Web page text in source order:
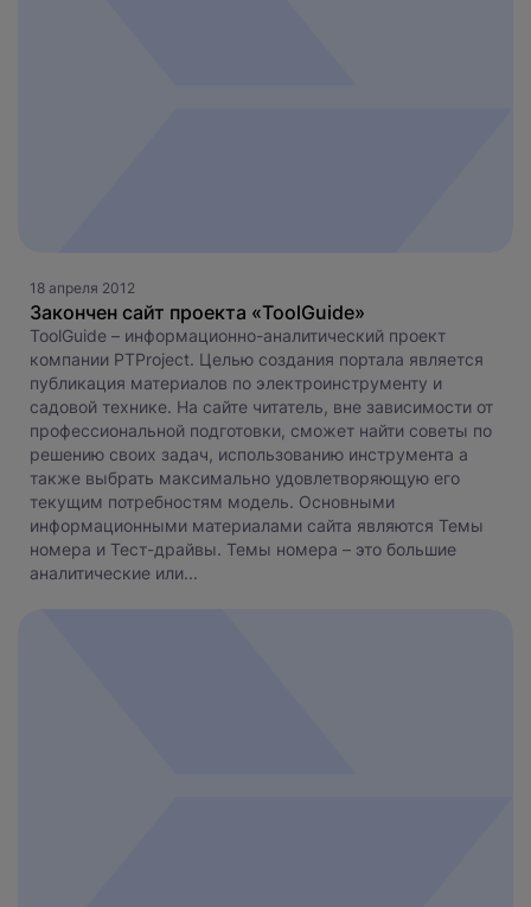
18 апреля 2012
Закончен сайт проекта «ToolGuide»
ToolGuide – информационно-аналитический проект
компании PTProject. Целью создания портала является
публикация материалов по электроинструменту и
садовой технике. На сайте читатель, вне зависимости от
профессиональной подготовки, сможет найти советы по
решению своих задач, использованию инструмента а
также выбрать максимально удовлетворяющую его
текущим потребностям модель. Основными
информационными материалами сайта являются Темы
номера и Тест-драйвы. Темы номера – это большие
аналитические или...